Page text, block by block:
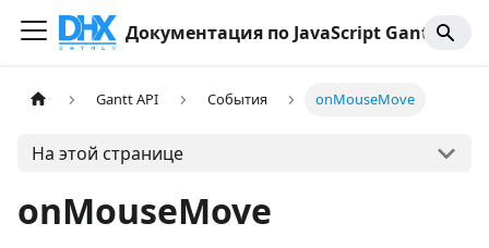
Документация по JavaScript Gantt
Gantt API События onMouseMove
На этой странице
onMouseMove